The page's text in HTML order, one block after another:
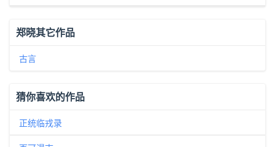
郑晓其它作品
古言
猜你喜欢的作品
正统临戎录